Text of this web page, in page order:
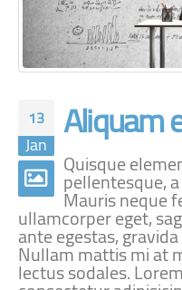
13
Jan Aliquam
Quisque
pellentesque,
Mauris neque
ullamcorper eget,
ante egestas,
Nullam mattis mi at
lectus sodales.